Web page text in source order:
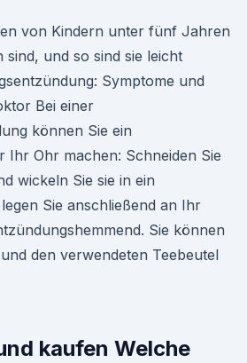
von Kindern unter fünf Jahren
und so sind sie leicht
Symptome und
Bei einer
können Sie ein
Ihr Ohr machen: Schneiden Sie
wickeln Sie sie in ein
Sie anschließend an Ihr
Sie können
den verwendeten Teebeutel
kaufen Welche